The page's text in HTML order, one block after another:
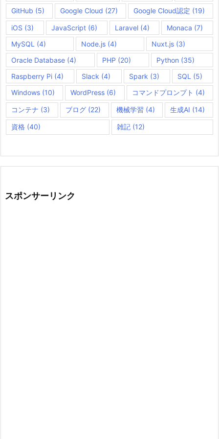
GitHub (5) Google Cloud (27) Google Cloud認定 (19)
iOS (3) JavaScript(6) Laravel(4) Monaca (7)
MySQL (4) Node.js(4) Nuxt.js (3)
Oracle Database (4) PHP (20) Python (35)
Raspberry Pi (4) Slack (4) Spark (3) SQL (5)
Windows (10) WordPress (6) コマンドプロンプト (4)
コンテナ (3) ブログ(22) 機械学習 (4) 生成AI (14)
資格 (40) 雑記(12)
スポンサーリンク